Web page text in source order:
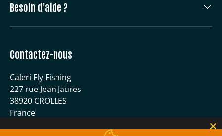
Besoin d'aide ?
Contactez-nous
Caleri Fly Fishing
227 rue Jean Jaures
38920 CROLLES
France